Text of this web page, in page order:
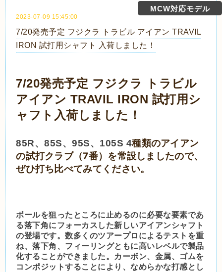
MCW対応モデル
2023-07-09 15:45:00
7/20発売予定 フジクラ トラビル アイアン TRAVIL
IRON 試打用シャフト 入荷しました！
7/20発売予定 フジクラ トラビル
アイアン TRAVIL IRON 試打用シ
ャフト入荷しました！
85R、85S、95S、 105S 4種類のアイアン
の試打クラブ（7番） を常設しましたので、
ぜひ打ち比べてみてください。
ボールを狙ったところに止めるのに必要な要素であ
る落下角にフォーカスした新しいアイアンシャフト
の登場です。数多くのツアープロによるテストを重
ね、落下角、フィーリングともに高いレベルで製品
化することができました。カーボン、金属、ゴムを
コンポジットすることにより、なめらかな打感とし